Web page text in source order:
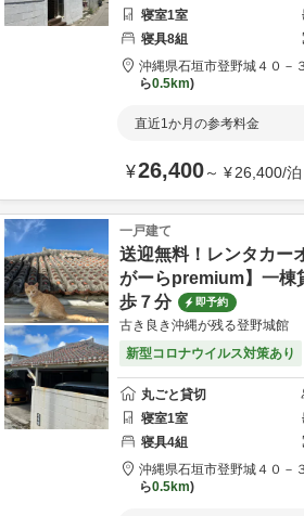
寝室1室
寝具8組
沖縄県石垣市登野城４０－
ら0.5km
直近1か月の参考料金
¥26,400～ ¥26,400/泊
一戸建て
送迎無料！レンタカー
がーらpremium】一棟
歩７分
即予約
古き良き沖縄が残る登野城館
新型コロナウイルス対策あり
丸ごと貸切
寝室1室
寝具4組
沖縄県石垣市登野城４０－
ら0.5km